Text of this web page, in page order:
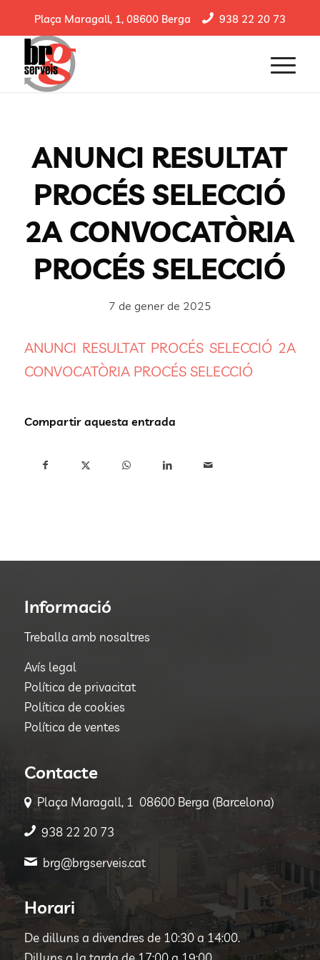
Plaça Maragall, 1, 08600 Berga 938 22 20 73
ANUNCI RESULTAT
PROCÉS SELECCIÓ
2A CONVOCATÒRIA
PROCÉS SELECCIÓ
7 de gener de 2025
ANUNCI RESULTAT PROCÉS SELECCIÓ 2A
CONVOCATÒRIA PROCÉS SELECCIÓ
Compartir aquesta entrada
Informació
Treballa amb nosaltres
Avís legal
Política de privacitat
Política de cookies
Política de ventes
Contacte
Plaça Maragall, 1 08600 Berga (Barcelona)
938 22 20 73
brg@brgserveis.cat
Horari
De dilluns a divendres de 10:30 a 14:00.